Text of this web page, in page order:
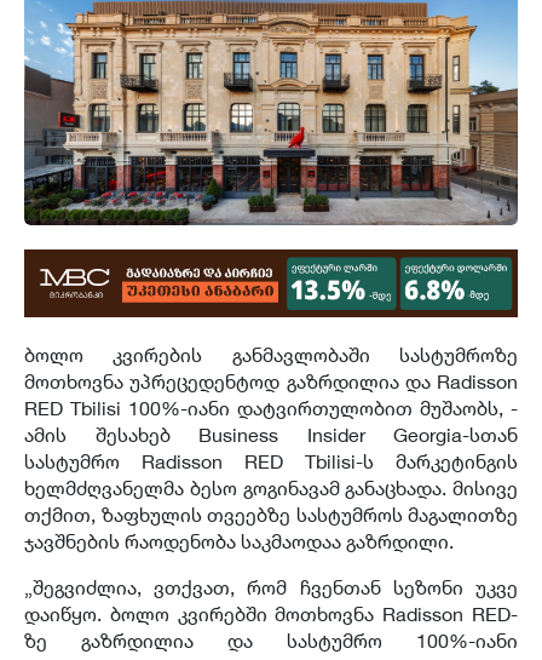
ბოლო კვირების განმავლობაში სასტუმროზე
მოთხოვნა უპრეცედენტოდ გაზრდილია და Radisson
RED Tbilisi 100%-იანი დატვირთულობით მუშაობს, -
ამის შესახებ Business Insider Georgia-სთან
სასტუმრო Radisson RED Tbilisi-ს მარკეტინგის
ხელმძღვანელმა ბესო გოგინავამ განაცხადა. მისივე
თქმით, ზაფხულის თვეებზე სასტუმროს მაგალითზე
ჯავშნების რაოდენობა საკმაოდაა გაზრდილი.
„შეგვიძლია, ვთქვათ, რომ ჩვენთან სეზონი უკვე
დაიწყო. ბოლო კვირებში მოთხოვნა Radisson RED-
ზე გაზრდილია და სასტუმრო 100%-იანი